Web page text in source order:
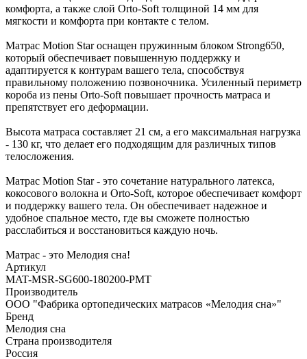
комфорта, а также слой Orto-Soft толщиной 14 мм для
мягкости и комфорта при контакте с телом.
Матрас Motion Star оснащен пружинным блоком Strong650,
который обеспечивает повышенную поддержку и
адаптируется к контурам вашего тела, способствуя
правильному положению позвоночника. Усиленный периметр
короба из пены Orto-Soft повышает прочность матраса и
препятствует его деформации.
Высота матраса составляет 21 см, а его максимальная нагрузка
- 130 кг, что делает его подходящим для различных типов
телосложения.
Матрас Motion Star - это сочетание натурального латекса,
кокосового волокна и Orto-Soft, которое обеспечивает комфорт
и поддержку вашего тела. Он обеспечивает надежное и
удобное спальное место, где вы сможете полностью
расслабиться и восстановиться каждую ночь.
Матрас - это Мелодия сна!
Артикул
MAT-MSR-SG600-180200-PMT
Производитель
ООО "Фабрика ортопедических матрасов «Мелодия сна»"
Бренд
Мелодия сна
Страна производителя
Россия